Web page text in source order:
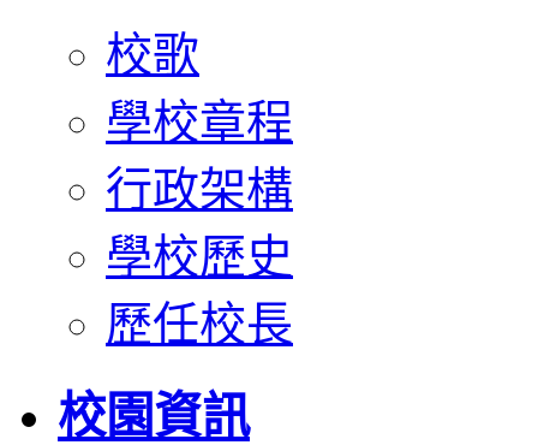
校歌
學校章程
行政架構
學校歷史
歷任校長
校園資訊